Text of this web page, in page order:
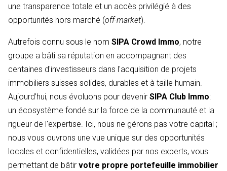
une transparence totale et un accès privilégié à des
opportunités hors marché (off-market).
Autrefois connu sous le nom SIPA Crowd Immo, notre
groupe a bâti sa réputation en accompagnant des
centaines d'investisseurs dans l'acquisition de projets
immobiliers suisses solides, durables et à taille humain.
Aujourd’hui, nous évoluons pour devenir SIPA Club Immo:
un écosystème fondé sur la force de la communauté et la
rigueur de l'expertise. Ici, nous ne gérons pas votre capital ;
nous vous ouvrons une vue unique sur des opportunités
locales et confidentielles, validées par nos experts, vous
permettant de bâtir votre propre portefeuille immobilier